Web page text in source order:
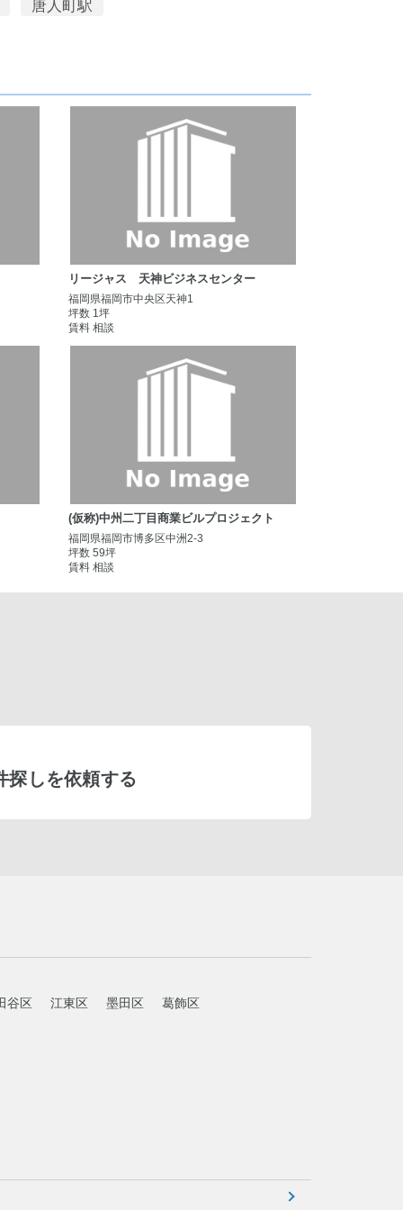
唐人町駅
リージャス 天神ビジネスセンター
福岡県福岡市中央区天神1
坪数 1坪
賃料 相談
(仮称)中州二丁目商業ビルプロジェクト
福岡県福岡市博多区中洲2-3
坪数 59坪
賃料 相談
探しを依頼する
谷区 江東区 墨田区 葛飾区